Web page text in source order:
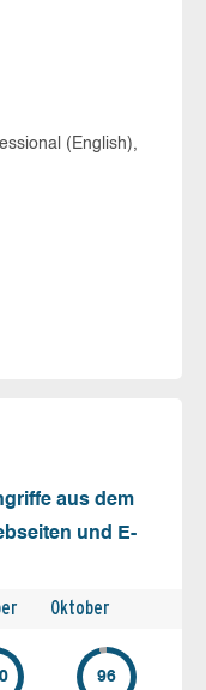
(English),
aus dem
und E-
Oktober
96